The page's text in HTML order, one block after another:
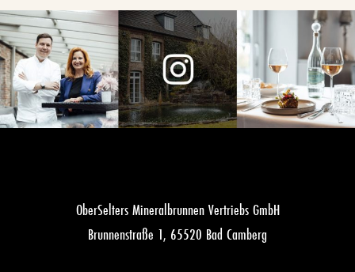
OberSelters Mineralbrunnen Vertriebs GmbH
Brunnenstraße 1, 65520 Bad Camberg